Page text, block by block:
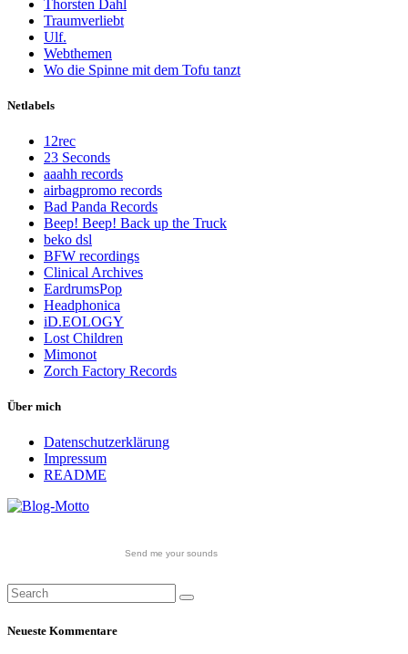
Thorsten Dahl
Traumverliebt
Ulf.
Webthemen
Wo die Spinne mit dem Tofu tanzt
Netlabels
12rec
23 Seconds
aaahh records
airbagpromo records
Bad Panda Records
Beep! Beep! Back up the Truck
beko dsl
BFW recordings
Clinical Archives
EardrumsPop
Headphonica
iD.EOLOGY
Lost Children
Mimonot
Zorch Factory Records
Über mich
Datenschutzerklärung
Impressum
README
Send me your sounds
Neueste Kommentare